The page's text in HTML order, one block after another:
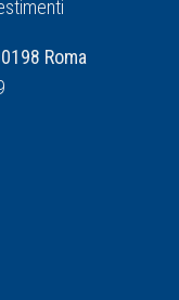
Roma